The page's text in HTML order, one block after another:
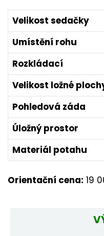
Velikost sedačky
Umístění rohu
Rozkládací
Velikost ložné
Pohledová záda
Úložný prostor
Materiál potahu
Orientační cena: 19